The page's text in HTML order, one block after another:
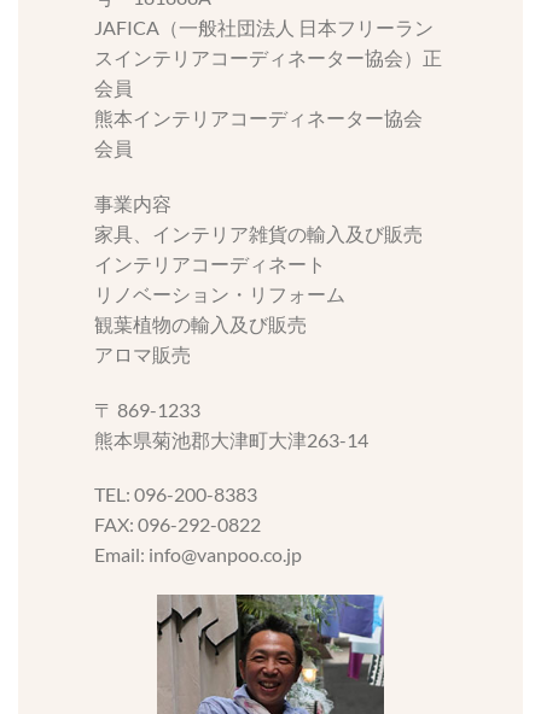
JAFICA（一般社団法人 日本フリーラン
スインテリアコーディネーター協会）正
会員
熊本インテリアコーディネーター協会
会員
事業内容
家具、インテリア雑貨の輸入及び販売
インテリアコーディネート
リノベーション・リフォーム
観葉植物の輸入及び販売
アロマ販売
〒 869-1233
熊本県菊池郡大津町大津263-14
TEL: 096-200-8383
FAX: 096-292-0822
Email: info@vanpoo.co.jp